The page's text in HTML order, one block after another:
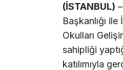
(İSTANBUL)
Başkanlığı
Okulları
sahipliği
katılımıyla